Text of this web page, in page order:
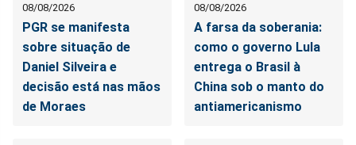
08/08/2026
PGR se manifesta
sobre situação de
Daniel Silveira e
decisão está nas mãos
de Moraes
08/08/2026
A farsa da soberania:
como o governo Lula
entrega o Brasil à
China sob o manto do
antiamericanismo